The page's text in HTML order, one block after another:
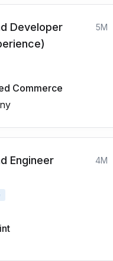
Developer
5M
Commerce
Engineer
4M